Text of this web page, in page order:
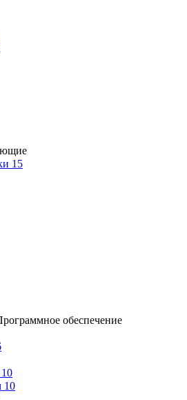
15
обеспечение
10
10